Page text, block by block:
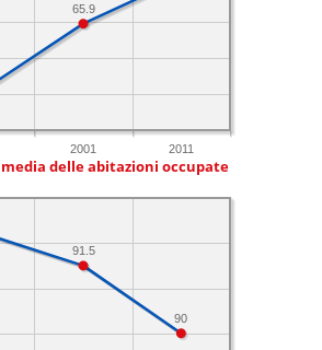
2001 2011
65.9
delle abitazioni occupate
90
91.5